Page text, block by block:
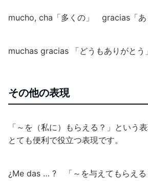
mucho, cha「多くの」 gracias「あ
muchas gracias 「どうもありがとう」
その他の表現
「～を（私に）もらえる？」という
とても便利で役立つ表現です。
¿Me das … ? 「～を与えてもらえる